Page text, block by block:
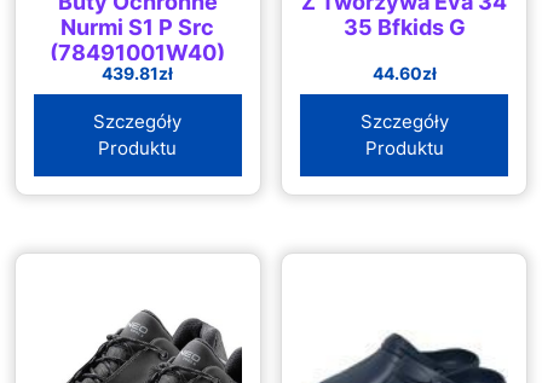
Nurmi S1 P Src
(78491001W40)
439.81zł
Szczegóły
Produktu
35 Bfkids G
44.60zł
Szczegóły
Produktu